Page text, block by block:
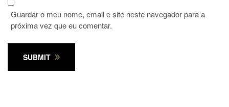
Guardar o meu nome, email e site neste navegador para a
próxima vez que eu comentar.
SUBMIT